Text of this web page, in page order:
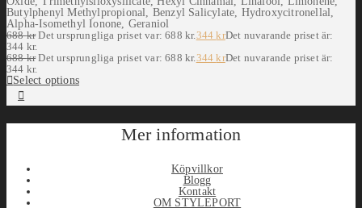
Butylphenyl Methylpropional, Benzyl Salicylate, Hydroxycitronellal,
Alpha-Isomethyl Ionone, Geraniol
688kr Det ursprungliga priset var: 688 kr.344krDet nuvarande priset är:
344 kr.
688kr Det ursprungliga priset var: 688 kr.344krDet nuvarande priset är:
344 kr.
Select options
Mer information
Köpvillkor
Blogg
Kontakt
OM STYLEPORT